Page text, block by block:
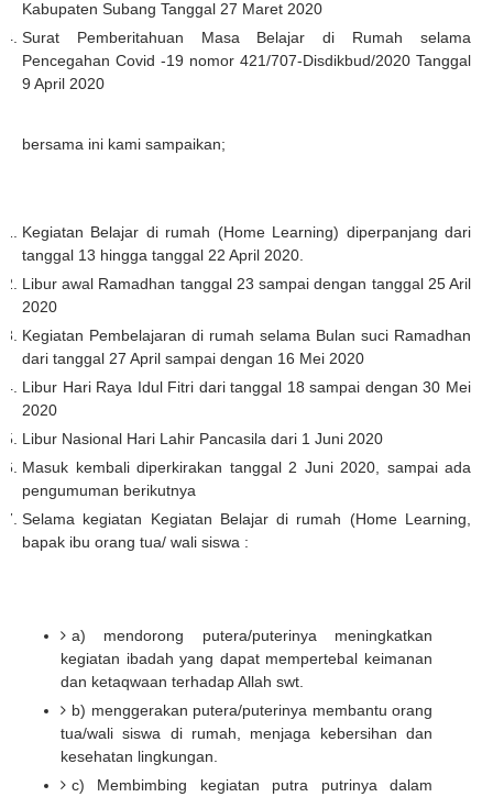
Kabupaten Subang Tanggal 27 Maret 2020
Surat Pemberitahuan Masa Belajar di Rumah selama
Pencegahan Covid -19 nomor 421/707-Disdikbud/2020 Tanggal
9 April 2020
bersama ini kami sampaikan;
Kegiatan Belajar di rumah (Home Learning) diperpanjang dari
tanggal 13 hingga tanggal 22 April 2020.
Libur awal Ramadhan tanggal 23 sampai dengan tanggal 25 Aril
2020
Kegiatan Pembelajaran di rumah selama Bulan suci Ramadhan
dari tanggal 27 April sampai dengan 16 Mei 2020
Libur Hari Raya Idul Fitri dari tanggal 18 sampai dengan 30 Mei
2020
Libur Nasional Hari Lahir Pancasila dari 1 Juni 2020
Masuk kembali diperkirakan tanggal 2 Juni 2020, sampai ada
pengumuman berikutnya
Selama kegiatan Kegiatan Belajar di rumah (Home Learning,
bapak ibu orang tua/ wali siswa :
a) mendorong putera/puterinya meningkatkan
kegiatan ibadah yang dapat mempertebal keimanan
dan ketaqwaan terhadap Allah swt.
b) menggerakan putera/puterinya membantu orang
tua/wali siswa di rumah, menjaga kebersihan dan
kesehatan lingkungan.
c) Membimbing kegiatan putra putrinya dalam